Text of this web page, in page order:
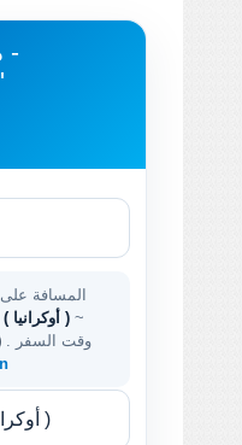
المسافة
أوكرانيا ) - Ternopil' ( أوكرانيا ) ~